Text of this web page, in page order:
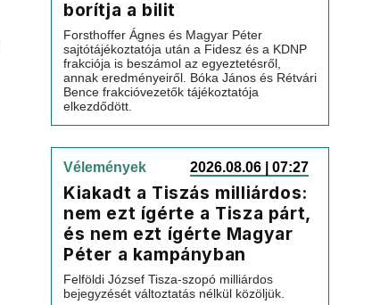
borítja a bilit
Forsthoffer Ágnes és Magyar Péter
sajtótájékoztatója után a Fidesz és a KDNP
frakciója is beszámol az egyeztetésről,
annak eredményeiről. Bóka János és Rétvári
Bence frakcióvezetők tájékoztatója
elkezdődött.
Vélemények 2026.08.06 | 07:27
Kiakadt a Tiszás milliárdos:
nem ezt ígérte a Tisza párt,
és nem ezt ígérte Magyar
Péter a kampányban
Felföldi József Tisza-szopó milliárdos
bejegyzését változtatás nélkül közöljük.